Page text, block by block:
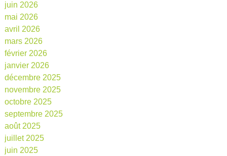
juin 2026
mai 2026
avril 2026
mars 2026
février 2026
janvier 2026
décembre 2025
novembre 2025
octobre 2025
septembre 2025
août 2025
juillet 2025
juin 2025